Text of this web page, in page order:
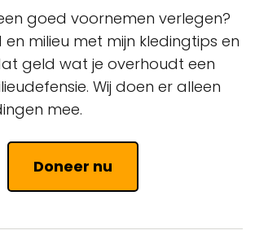
goed voornemen verlegen?
milieu met mijn kledingtips en
geld wat je overhoudt een
Wij doen er alleen
mee.
Doneer nu